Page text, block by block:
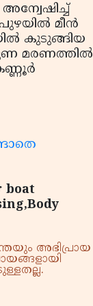
മീൻ
കുടുങ്ങിയ
മരണത്തില്‍
boat
അഭിപ്രായ